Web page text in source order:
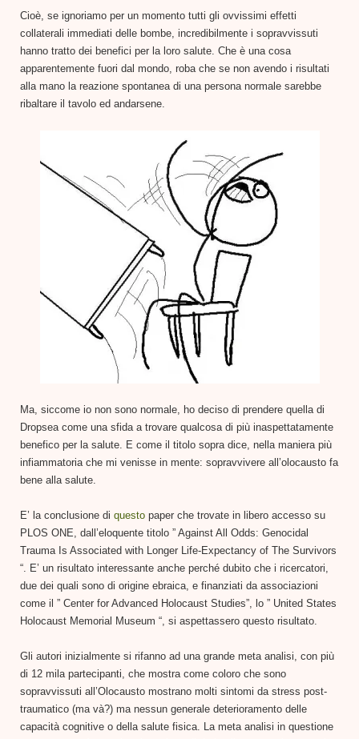
Cioè, se ignoriamo per un momento tutti gli ovvissimi effetti
collaterali immediati delle bombe, incredibilmente i sopravvissuti
hanno tratto dei benefici per la loro salute. Che è una cosa
apparentemente fuori dal mondo, roba che se non avendo i risultati
alla mano la reazione spontanea di una persona normale sarebbe
ribaltare il tavolo ed andarsene.
Ma, siccome io non sono normale, ho deciso di prendere quella di
Dropsea come una sfida a trovare qualcosa di più inaspettatamente
benefico per la salute. E come il titolo sopra dice, nella maniera più
infiammatoria che mi venisse in mente: sopravvivere all’olocausto fa
bene alla salute.
E’ la conclusione di questo paper che trovate in libero accesso su
PLOS ONE, dall’eloquente titolo ” Against All Odds: Genocidal
Trauma Is Associated with Longer Life-Expectancy of The Survivors
“. E’ un risultato interessante anche perché dubito che i ricercatori,
due dei quali sono di origine ebraica, e finanziati da associazioni
come il ” Center for Advanced Holocaust Studies”, lo ” United States
Holocaust Memorial Museum “, si aspettassero questo risultato.
Gli autori inizialmente si rifanno ad una grande meta analisi, con più
di 12 mila partecipanti, che mostra come coloro che sono
sopravvissuti all’Olocausto mostrano molti sintomi da stress post-
traumatico (ma và?) ma nessun generale deterioramento delle
capacità cognitive o della salute fisica. La meta analisi in questione